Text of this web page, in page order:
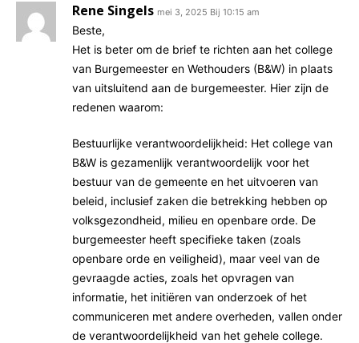
g
:
T
i
d
v
o
o
T
a
n
s
n
g
:
T
j
d
v
o
r
a
n
Rene Singels mei 3, 2025 Bij 10:15 am
Beste,
Het is beter om de brief te richten aan het college
van Burgemeester en Wethouders (B&W) in plaats
van uitsluitend aan de burgemeester. Hier zijn de
redenen waarom:
Bestuurlijke verantwoordelijkheid: Het college van
B&W is gezamenlijk verantwoordelijk voor het
bestuur van de gemeente en het uitvoeren van
beleid, inclusief zaken die betrekking hebben op
volksgezondheid, milieu en openbare orde. De
burgemeester heeft specifieke taken (zoals
openbare orde en veiligheid), maar veel van de
gevraagde acties, zoals het opvragen van
informatie, het initiëren van onderzoek of het
communiceren met andere overheden, vallen onder
de verantwoordelijkheid van het gehele college.